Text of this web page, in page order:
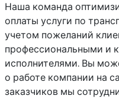
Наша команда
оплаты услуги по
учетом пожеланий
профессиональными и
исполнителями. Вы
о работе компании на
заказчиков мы